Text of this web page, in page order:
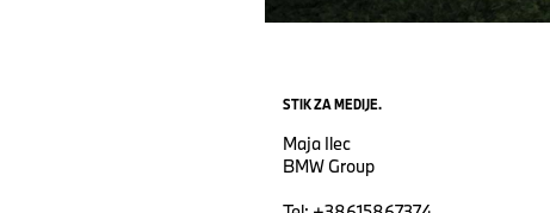
STIK ZA MEDIJE.
Maja Ilec
BMW Group